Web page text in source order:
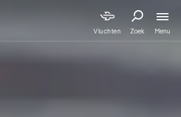
Vluchten Zoek Menu